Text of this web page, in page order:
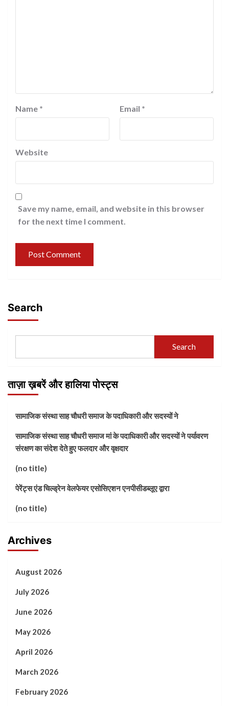
Name * Email *
Website
Save my name, email, and website in this browser
for the next time I comment.
Search
Search
ताज़ा ख़बरें और हालिया पोस्ट्स
सामाजिक संस्था साह चौधरी समाज के पदाधिकारी और सदस्यों ने
सामाजिक संस्था साह चौधरी समाज मां के पदाधिकारी और सदस्यों ने पर्यावरण
संरक्षण का संदेश देते हुए फलदार और वृक्षदार
(no title)
पेरेंट्स एंड चिल्ड्रेन वेलफेयर एसोसिएशन एनपीसीडब्लूए द्वारा
(no title)
Archives
August 2026
July 2026
June 2026
May 2026
April 2026
March 2026
February 2026